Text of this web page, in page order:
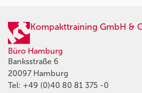
Kompakttraining GmbH &
Büro Hamburg
Banksstraße 6
20097 Hamburg
Tel: +49 (0)40 80 81 375 -0